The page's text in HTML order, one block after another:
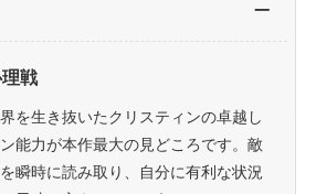
戦
を生き抜いたクリスティンの卓越し
能力が本作最大の見どころです。敵
瞬時に読み取り、自分に有利な状況